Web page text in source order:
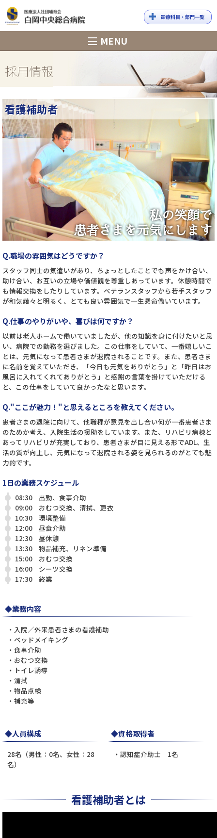
病院
診療科目・部門一覧
MENU
採用情報
看護補助者
私の笑顔で
患者さまを元気にします
Q.職場の雰囲気はどうですか？
スタッフ同士の気遣いがあり、ちょっとしたことでも声をかけ合い、
助け合い、お互いの立場や価値観を尊重しあっています。休憩時間で
も情報交換をしたりしています。ベテランスタッフから若手スタッフ
が和気藹々と明るく、とても良い雰囲気で一生懸命働いています。
Q.仕事のやりがいや、喜びは何ですか？
以前は老人ホームで働いていましたが、他の知識を身に付けたいと思
い、病院での勤務を選びました。この仕事をしていて、一番嬉しいこ
とは、元気になって患者さまが退院されることです。また、患者さま
に名前を覚えていただき、「今日も元気をありがとう」と「昨日はお
風呂に入れてくれてありがとう」と感謝の言葉を掛けていただける
と、この仕事をしていて良かったなと思います。
Q."ここが魅力！"と思えるところを教えてください。
患者さまの退院に向けて、他職種が意見を出し合い何が一番患者さま
のためか考え、入院生活の援助をしています。また、リハビリ病棟と
あってリハビリが充実しており、患者さまが目に見える形でADL、生
活の質が向上し、元気になって退院される姿を見られるのがとても魅
力的です。
1日の業務スケジュール
08:30
出勤、食事介助
09:00
おむつ交換、清拭、更衣
10:30
環境整備
12:00
昼食介助
12:30
昼休憩
13:30
物品補充、リネン準備
15:00
おむつ交換
16:00
シーツ交換
17:30
終業
◆業務内容
・入院／外来患者さまの看護補助
・ベッドメイキング
・食事介助
・おむつ交換
・トイレ誘導
・清拭
・物品点検
・補充等
◆人員構成
28名（男性：0名、女性：28
名）
◆資格取得者
・認知症介助士 1名
看護補助者とは